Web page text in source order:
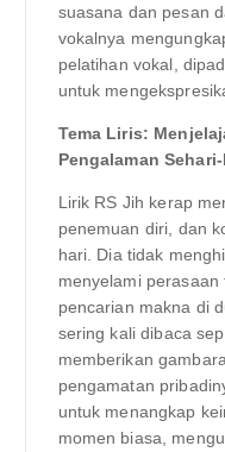
suasana dan pesan
vokalnya
pelatihan vokal,
untuk
Tema Liris:
Pengalaman
Lirik RS Jih kerap
penemuan diri, dan
hari. Dia tidak
menyelami
pencarian makna di
sering kali dibaca
memberikan
pengamatan
untuk menangkap
momen biasa,